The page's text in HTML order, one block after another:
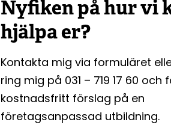
Nyfiken på hur vi
hjälpa er?
Kontakta mig via formuläret
ring mig på 031 – 719 17 60 och
kostnadsfritt förslag på en
företagsanpassad utbildning.